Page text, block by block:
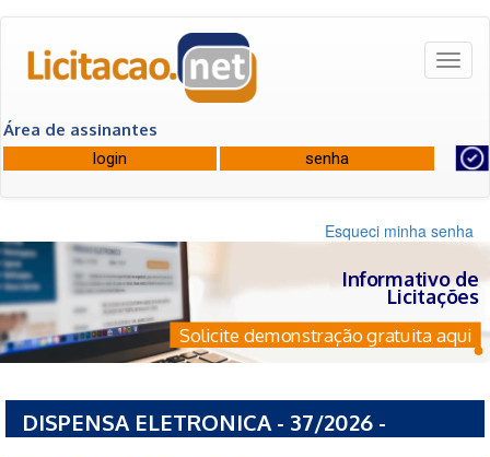
Área de assinantes
Esqueci minha senha
Informativo de
Licitações
Solicite demonstração gratuita aqui
DISPENSA ELETRONICA - 37/2026 -